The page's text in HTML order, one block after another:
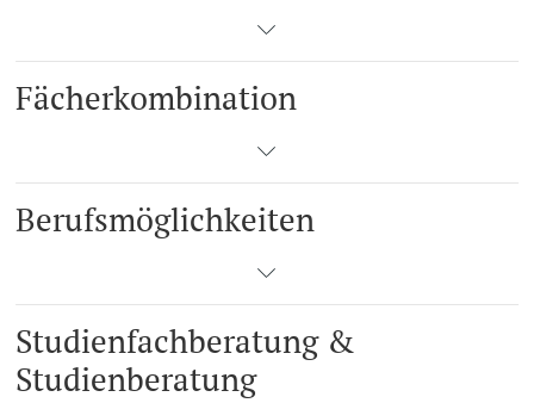
Fächerkombination
Berufsmöglichkeiten
Studienfachberatung &
Studienberatung